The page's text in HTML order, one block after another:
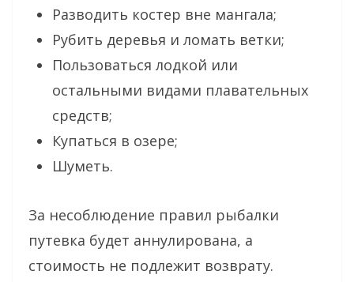
Разводить костер вне мангала;
Рубить деревья и ломать ветки;
Пользоваться лодкой или
остальными видами плавательных
средств;
Купаться в озере;
Шуметь.
За несоблюдение правил рыбалки
путевка будет аннулирована, а
стоимость не подлежит возврату.